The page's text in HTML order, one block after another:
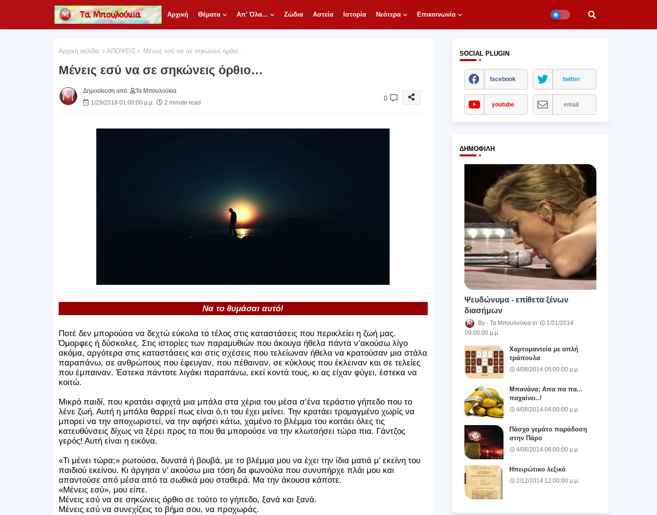
Αρχική Θέματα Απ' Όλα... Ζώδια Αστεία Ιστορία Νεότερα Επικοινωνία
Αρχική σελίδα ΑΠΟΨΕΙΣ Μένεις εσύ να σε σηκώνεις όρθιο…
Μένεις εσύ να σε σηκώνεις όρθιο…
Δημοσίευση από:
Τα Μπουλούκια
1/29/2018 01:00:00 μ.μ.
2 minute read
0
Να το θυμάσαι αυτό!
Ποτέ δεν μπορούσα να δεχτώ εύκολα το τέλος στις καταστάσεις που περικλείει η ζωή μας.
Όμορφες ή δύσκολες. Στις ιστορίες των παραμυθιών που άκουγα ήθελα πάντα ν’ακούσω λίγο
ακόμα, αργότερα στις καταστάσεις και στις σχέσεις που τελείωναν ήθελα να κρατούσαν μια στάλα
παραπάνω, σε ανθρώπους που έφευγαν, που πέθαιναν, σε κύκλους που έκλειναν και σε τελείες
που έμπαιναν. Έστεκα πάντοτε λιγάκι παραπάνω, εκεί κοντά τους, κι ας είχαν φύγει, έστεκα να
κοιτώ.
Μικρό παιδί, που κρατάει σφιχτά μια μπάλα στα χέρια του μέσα σ’ένα τεράστιο γήπεδο που το
λένε ζωή. Αυτή η μπάλα θαρρεί πως είναι ό,τι του έχει μείνει. Την κρατάει τρομαγμένο χωρίς να
μπορεί να την αποχωριστεί, να την αφήσει κάτω, χαμένο το βλέμμα του κοιτάει όλες τις
κατευθύνσεις δίχως να ξέρει προς τα που θα μπορούσε να την κλωτσήσει τώρα πια. Γάντζος
γερός! Αυτή είναι η εικόνα.
«Τι μένει τώρα;» ρωτούσα, δυνατά ή βουβά, με το βλέμμα μου να έχει την ίδια ματιά μ’ εκείνη του
παιδιού εκείνου. Κι άργησα ν’ ακούσω μια τόση δα φωνούλα που συνυπήρχε πλάι μου και
απαντούσε από μέσα από τα σωθικά μου σταθερά. Μα την άκουσα κάποτε.
«Μένεις εσύ», μου είπε.
Μένεις εσύ να σε σηκώνεις όρθιο σε τούτο το γήπεδο, ξανά και ξανά.
Μένεις εσύ να συνεχίζεις το βήμα σου, να προχωράς.
SOCIAL PLUGIN
facebook twitter
youtube email
ΔΗΜΟΦΙΛΉ
Ψευδώνυμα - επίθετα ξένων
διασήμων
Τα Μπουλούκια
1/31/2014
09:00:00 μ.μ.
Χαρτομαντεία με απλή
τράπουλα
4/08/2014 05:00:00 μ.μ.
Μπανάνα; Απα πα πα...
παχαίνει..!
4/08/2014 04:00:00 μ.μ.
Πάσχα γεμάτο παράδοση
στην Πάρο
4/08/2014 06:00:00 μ.μ.
Ηπειρώτικο λεξικό
2/12/2014 12:00:00 μ.μ.